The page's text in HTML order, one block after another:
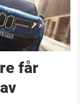
får